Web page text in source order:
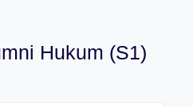
Hukum (S1)